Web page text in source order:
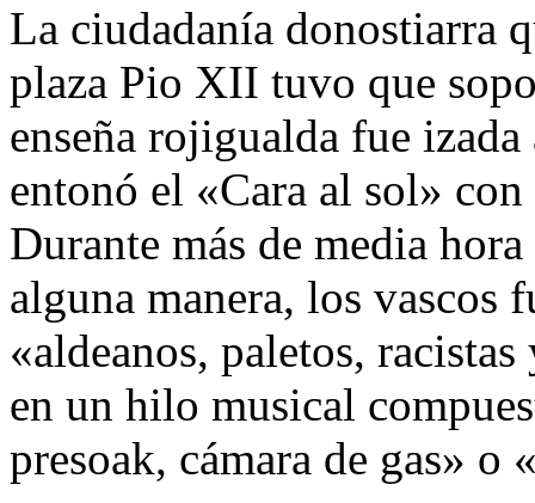
La ciudadanía donostiarra
plaza Pio XII tuvo que
enseña rojigualda fue
entonó el «Cara al sol»
Durante más de media
alguna manera, los vascos
«aldeanos, paletos,
en un hilo musical
presoak, cámara de gas» o